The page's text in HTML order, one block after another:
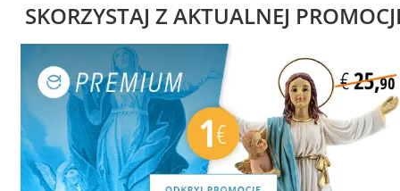
SKORZYSTAJ Z AKTUALNEJ